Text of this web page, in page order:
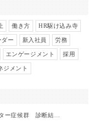
働き方 HR駆け込み寺
ダー 新入社員 労務
エンゲージメント 採用
ジメント
ター症候群 診断結…